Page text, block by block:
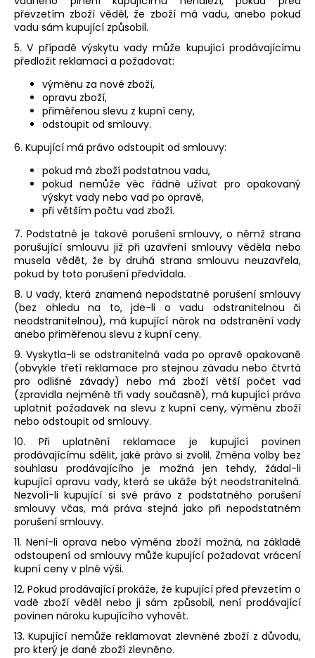
převzetím zboží věděl, že zboží má vadu, anebo pokud
vadu sám kupující způsobil.
5. V případě výskytu vady může kupující prodávajícímu
předložit reklamaci a požadovat:
výměnu za nové zboží,
opravu zboží,
přiměřenou slevu z kupní ceny,
odstoupit od smlouvy.
6. Kupující má právo odstoupit od smlouvy:
pokud má zboží podstatnou vadu,
pokud nemůže věc řádně užívat pro opakovaný
výskyt vady nebo vad po opravě,
při větším počtu vad zboží.
7. Podstatné je takové porušení smlouvy, o němž strana
porušující smlouvu již při uzavření smlouvy věděla nebo
musela vědět, že by druhá strana smlouvu neuzavřela,
pokud by toto porušení předvídala.
8. U vady, která znamená nepodstatné porušení smlouvy
(bez ohledu na to, jde-li o vadu odstranitelnou či
neodstranitelnou), má kupující nárok na odstranění vady
anebo přiměřenou slevu z kupní ceny.
9. Vyskytla-li se odstranitelná vada po opravě opakovaně
(obvykle třetí reklamace pro stejnou závadu nebo čtvrtá
pro odlišné závady) nebo má zboží větší počet vad
(zpravidla nejméně tři vady současně), má kupující právo
uplatnit požadavek na slevu z kupní ceny, výměnu zboží
nebo odstoupit od smlouvy.
10. Při uplatnění reklamace je kupující povinen
prodávajícímu sdělit, jaké právo si zvolil. Změna volby bez
souhlasu prodávajícího je možná jen tehdy, žádal-li
kupující opravu vady, která se ukáže být neodstranitelná.
Nezvolí-li kupující si své právo z podstatného porušení
smlouvy včas, má práva stejná jako při nepodstatném
porušení smlouvy.
11. Není-li oprava nebo výměna zboží možná, na základě
odstoupení od smlouvy může kupující požadovat vrácení
kupní ceny v plné výši.
12. Pokud prodávající prokáže, že kupující před převzetím o
vadě zboží věděl nebo ji sám způsobil, není prodávající
povinen nároku kupujícího vyhovět.
13. Kupující nemůže reklamovat zlevněné zboží z důvodu,
pro který je dané zboží zlevněno.